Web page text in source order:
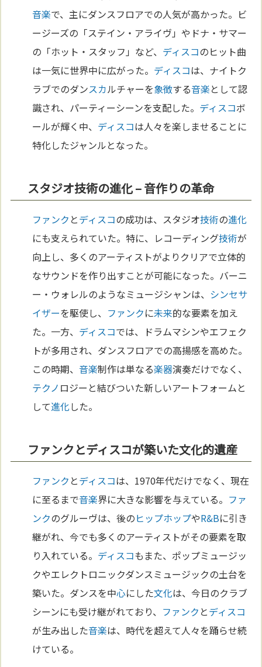
音楽で、主にダンスフロアでの人気が高かった。ビ
ージーズの「ステイン・アライヴ」やドナ・サマー
の「ホット・スタッフ」など、 ディスコのヒット曲
は一気に世界中に広がった。 ディスコは、ナイトク
ラブでのダンスカルチャーを象徴する音楽として認
識され、パーティーシーンを支配した。 ディスコボ
ールが輝く中、 ディスコは人々を楽しませることに
特化したジャンルとなった。
スタジオ技術の進化 – 音作りの革命
ファンク とディスコの成功は、スタジオ技術の進化
にも支えられていた。特に、レコーディング技術が
向上し、多くのアーティストがよりクリアで立体的
なサウンドを作り出すことが可能になった。バーニ
ー・ウォレルのようなミュージシャンは、 シンセサ
イザーを駆使し、 ファンクに未来的な要素を加え
た。一方、 ディスコでは、ドラムマシンやエフェク
トが多用され、ダンスフロアでの高揚感を高めた。
この時期、音楽制作は単なる楽器演奏だけでなく、
テクノ ロジーと結びついた新しいアートフォームと
して進化した。
ファンクとディスコが築いた文化的遺産
ファンク とディスコは、1970年代だけでなく、現在
に至るまで音楽界に大きな影響を与えている。 ファ
ンクのグルーヴは、後のヒップホップやR&Bに引き
継がれ、今でも多くのアーティストがその要素を取
り入れている。 ディスコもまた、ポップミュージッ
クやエレクトロニックダンスミュージックの土台を
築いた。ダンスを中心にした文化は、今日のクラブ
シーンにも受け継がれており、 ファンク とディスコ
が生み出した音楽は、時代を超えて人々を踊らせ続
けている。